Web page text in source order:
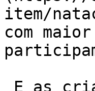
item/
com